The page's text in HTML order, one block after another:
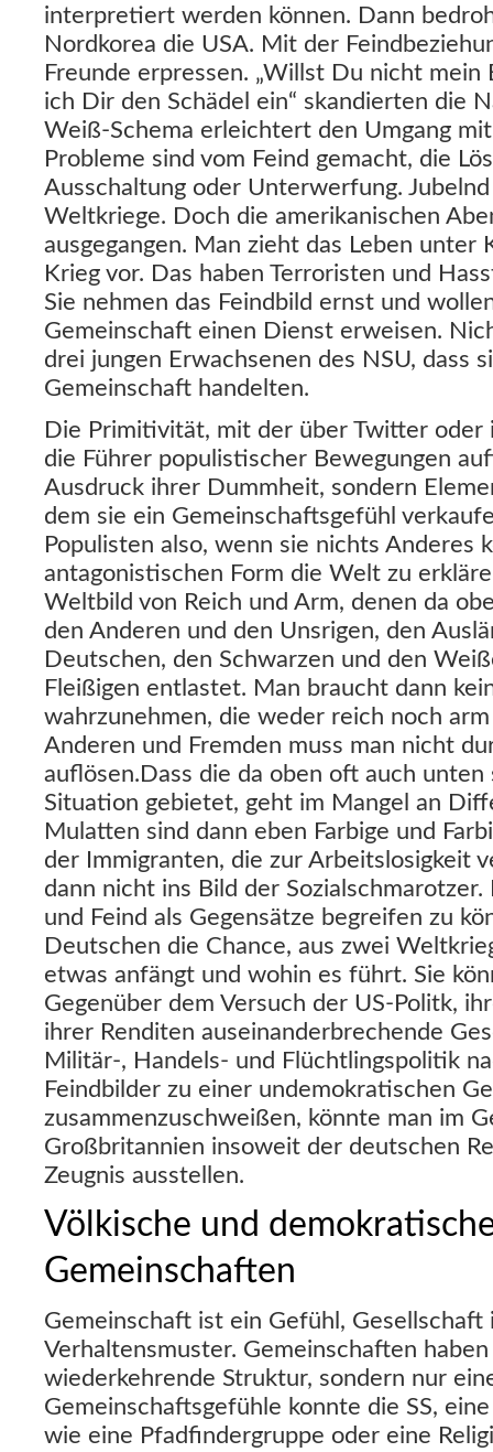
interpretiert werden können. Dann
Nordkorea die USA. Mit der
Freunde erpressen. „Willst Du nicht mein
ich Dir den Schädel ein“ skandierten die
Weiß-Schema erleichtert den Umgang
Probleme sind vom Feind gemacht, die
Ausschaltung oder Unterwerfung.
Weltkriege. Doch die amerikanischen
ausgegangen. Man zieht das Leben unter
Krieg vor. Das haben Terroristen und
Sie nehmen das Feindbild ernst und
Gemeinschaft einen Dienst erweisen.
drei jungen Erwachsenen des NSU, dass
Gemeinschaft handelten.
Die Primitivität, mit der über Twitter oder
die Führer populistischer Bewegungen
Ausdruck ihrer Dummheit, sondern
dem sie ein Gemeinschaftsgefühl
Populisten also, wenn sie nichts Anderes
antagonistischen Form die Welt zu
Weltbild von Reich und Arm, denen da
den Anderen und den Unsrigen, den
Deutschen, den Schwarzen und den
Fleißigen entlastet. Man braucht dann
wahrzunehmen, die weder reich noch
Anderen und Fremden muss man nicht
auflösen.Dass die da oben oft auch unten
Situation gebietet, geht im Mangel an
Mulatten sind dann eben Farbige und
der Immigranten, die zur Arbeitslosigkeit
dann nicht ins Bild der Sozialschmarotzer.
und Feind als Gegensätze begreifen zu
Deutschen die Chance, aus zwei
etwas anfängt und wohin es führt. Sie
Gegenüber dem Versuch der US-Politk,
ihrer Renditen auseinanderbrechende
Militär-, Handels- und Flüchtlingspolitik
Feindbilder zu einer undemokratischen
zusammenzuschweißen, könnte man im
Großbritannien insoweit der deutschen
Zeugnis ausstellen.
Völkische und
Gemeinschaften
Gemeinschaft ist ein Gefühl, Gesellschaft
Verhaltensmuster. Gemeinschaften
wiederkehrende Struktur, sondern nur
Gemeinschaftsgefühle konnte die SS,
wie eine Pfadfindergruppe oder eine